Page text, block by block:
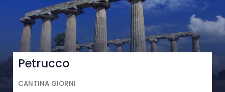
Petrucco
CANTINA GIORNI